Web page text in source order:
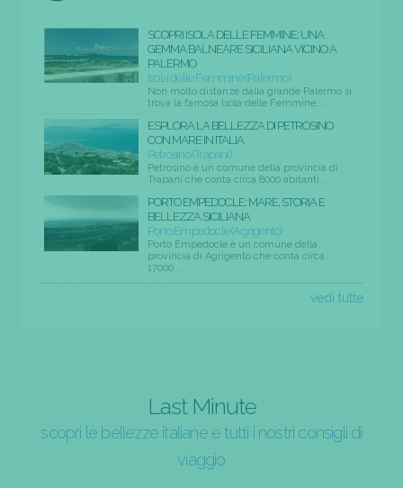
SCOPRI ISOLA DELLE FEMMINE: UNA
GEMMA BALNEARE SICILIANA VICINO A
PALERMO
Isola delle Femmine (Palermo)
Non molto distanze dalla grande Palermo si
trova la famosa Isola delle Femmine, ...
ESPLORA LA BELLEZZA DI PETROSINO
CON MARE IN ITALIA
Petrosino (Trapani)
Petrosino è un comune della provincia di
Trapani che conta circa 8000 abitanti....
PORTO EMPEDOCLE: MARE, STORIA E
BELLEZZA SICILIANA
Porto Empedocle (Agrigento)
Porto Empedocle è un comune della
provincia di Agrigento che conta circa
17000 ...
vedi tutte
Last Minute
scopri le bellezze italiane e tutti i nostri consigli di
viaggio